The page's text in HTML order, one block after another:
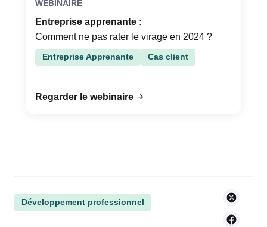
WEBINAIRE
Entreprise apprenante :
Comment ne pas rater le virage en 2024 ?
Entreprise Apprenante Cas client
Regarder le webinaire
Développement professionnel